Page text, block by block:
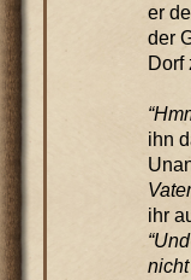
er
der
Dorf
ihn
ihr